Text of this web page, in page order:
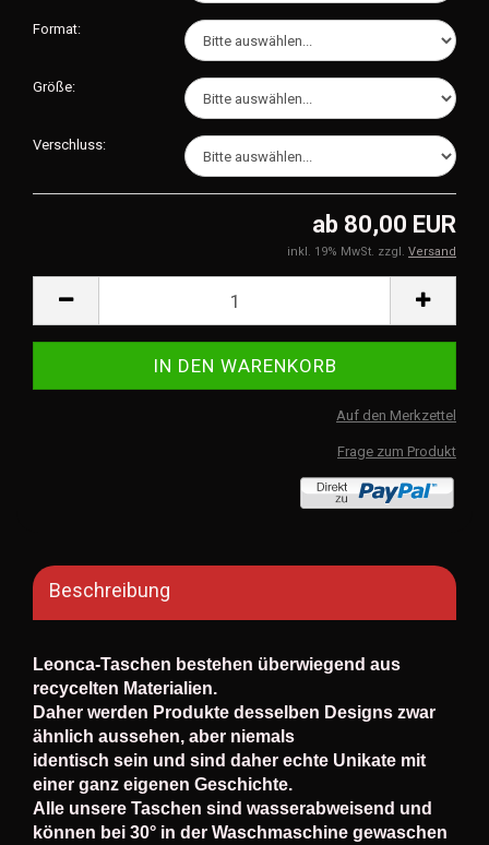
Format:
Größe:
Verschluss:
ab 80,00 EUR
inkl. 19% MwSt. zzgl. Versand
Auf den Merkzettel
Frage zum Produkt
Beschreibung
Leonca-Taschen bestehen überwiegend aus
recycelten Materialien.
Daher werden Produkte desselben Designs zwar
ähnlich aussehen, aber niemals
identisch sein und sind daher echte Unikate mit
einer ganz eigenen Geschichte.
Alle unsere Taschen sind wasserabweisend und
können bei 30° in der Waschmaschine gewaschen